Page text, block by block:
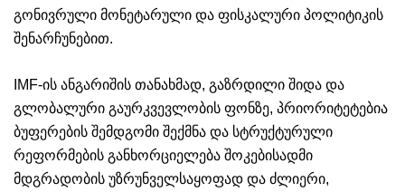
გონივრული მონეტარული და ფისკალური პოლიტიკის
შენარჩუნებით.
IMF-ის ანგარიშის თანახმად, გაზრდილი შიდა და
გლობალური გაურკვევლობის ფონზე, პრიორიტეტებია
ბუფერების შემდგომი შექმნა და სტრუქტურული
რეფორმების განხორციელება შოკებისადმი
მდგრადობის უზრუნველსაყოფად და ძლიერი,